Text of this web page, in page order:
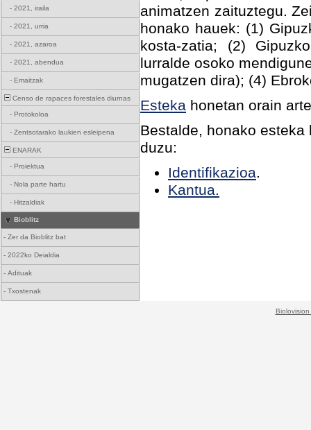
- 2021, iraila
- 2021, urria
- 2021, azaroa
- 2021, abendua
- Emaitzak
Censo de rapaces forestales diurnas
- Protokoloa
- Zentsotarako laukien esleipena
ENARAK
- Proiektua
- Nola parte hartu
- Hitzaldiak
Bioblitz
- Zer da Bioblitz bat
- 2022ko Deialdia
- Adituak
- Txostenak
animatzen zaituztegu.
honako hauek: (1)
kosta-zatia; (2)
lurralde osoko
mugatzen dira); (4)
Esteka honetan orain
Bestalde, honako
duzu:
Identifikazioa.
Kantua.
Biolovision